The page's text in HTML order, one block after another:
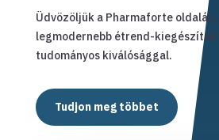
Üdvözöljük a Pharmaforte oldalán,
legmodernebb étrend-kiegészítők
tudományos kiválósággal.
Tudjon meg többet